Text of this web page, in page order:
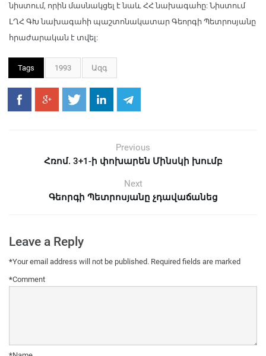
նիստում, որին մասնակցել է նաև ՀՀ նախագահը: Նիստում
ԼՂՀ ԳԽ նախագահի պաշտոնակատար Գեորգի Պետրոսյանը
հրաժարական է տվել:
Tags 1993 Ազգ
Previous
Հռոմ. 3+1-ի փոխարեն Մինսկի խումբ
Next
Գեորգի Պետրոսյանը չդավաճանեց
Leave a Reply
Your email address will not be published. Required fields are marked
*
Comment
*